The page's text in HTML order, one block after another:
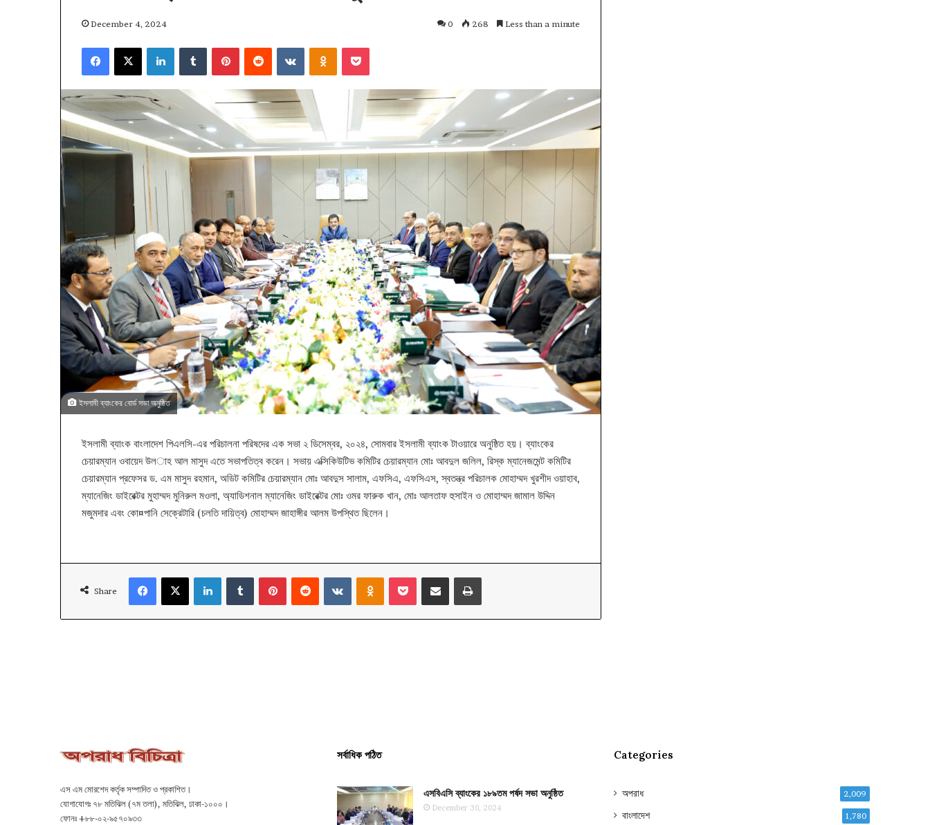
December 4, 2024 0 268 Less than a minute
Facebook
X LinkedInTumblrPinterestReddit VKontakteOdnoklassniki
Pocket
ইসলামী ব্যাংকের বোর্ড সভা অনুষ্ঠিত
ইসলামী ব্যাংক বাংলাদেশ পিএলসি-এর পরিচালনা পরিষদের এক সভা ২ ডিসেম্বর, ২০২৪, সোমবার ইসলামী ব্যাংক টাওয়ারে অনুষ্ঠিত হয়। ব্যাংকের
চেয়ারম্যান ওবায়েদ উল­াহ আল মাসুদ এতে সভাপতিত্ব করেন। সভায় এক্সিকিউটিভ কমিটির চেয়ারম্যান মোঃ আবদুল জলিল, রিস্ক ম্যানেজমেন্ট কমিটির
চেয়ারম্যান প্রফেসর ড. এম মাসুদ রহমান, অডিট কমিটির চেয়ারম্যান মোঃ আবদুস সালাম, এফসিএ, এফসিএস, স্বতন্ত্র পরিচালক মোহাম্মদ খুরশীদ ওয়াহাব,
ম্যানেজিং ডাইরেক্টর মুহাম্মদ মুনিরুল মওলা, অ্যাডিশনাল ম্যানেজিং ডাইরেক্টর মোঃ ওমর ফারুক খান, মোঃ আলতাফ হুসাইন ও মোহাম্মদ জামাল উদ্দিন
মজুমদার এবং কো¤পানি সেক্রেটারি (চলতি দায়িত্ব) মোহাম্মদ জাহাঙ্গীর আলম উপস্থিত ছিলেন।
Share
Facebook
X LinkedInTumblrPinterestReddit VKontakteOdnoklassniki
Pocket Share via Email Print
এস এম মোরশেদ কর্তৃক সম্পাদিত ও প্রকাশিত।
যোগাযোগঃ ৭৮ মতিঝিল (৭ম তলা), মতিঝিল, ঢাকা-১০০০।
ফোনঃ +৮৮-০২-৯৫৭০৯৩৩
সর্বাধিক পঠিত
এসবিএসি ব্যাংকের ১৮৯তম পর্ষদ সভা অনুষ্ঠিত
December 30, 2024
Categories
অপরাধ 2,009
বাংলাদেশ 1,780